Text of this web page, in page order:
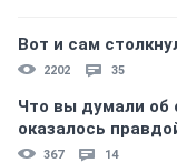
Вот и сам
2202 35
Что вы думали об
оказалось
367 14